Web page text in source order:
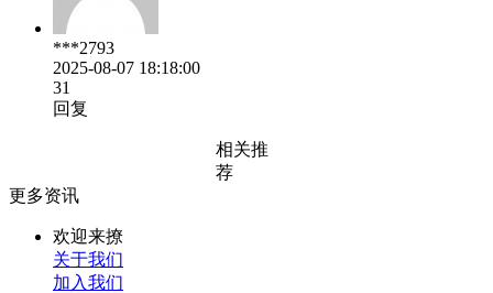
***2793
2025-08-07 18:18:00
31
回复
相关推
荐
更多资讯
欢迎来撩
关于我们
加入我们